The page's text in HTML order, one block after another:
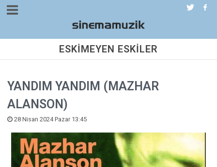
ESKİMEYEN ESKİLER
YANDIM YANDIM (MAZHAR
ALANSON)
28 Nisan 2024 Pazar 13:45